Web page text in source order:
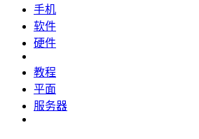
手机
软件
硬件
教程
平面
服务器